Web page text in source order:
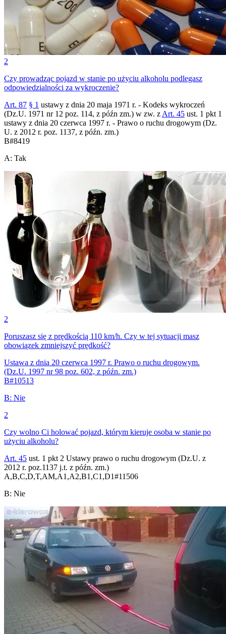
2
Czy prowadząc pojazd w stanie po użyciu alkoholu podlegasz
odpowiedzialności za wykroczenie?
Art. 87 § 1 ustawy z dnia 20 maja 1971 r. - Kodeks wykroczeń
(Dz.U. 1971 nr 12 poz. 114, z późn zm.) w zw. z Art. 45 ust. 1 pkt 1
ustawy z dnia 20 czerwca 1997 r. - Prawo o ruchu drogowym (Dz.
U. z 2012 r. poz. 1137, z późn. zm.)
B#8419
A: Tak
2
Poruszasz się z prędkością 110 km/h. Czy w tej sytuacji masz
obowiązek zmniejszyć prędkość?
Ustawa z dnia 20 czerwca 1997 r. Prawo o ruchu drogowym.
(Dz.U. 1997 nr 98 poz. 602, z późn. zm.)
B#10513
B: Nie
2
Czy wolno Ci holować pojazd, którym kieruje osoba w stanie po
użyciu alkoholu?
Art. 45 ust. 1 pkt 2 Ustawy prawo o ruchu drogowym (Dz.U. z
2012 r. poz.1137 j.t. z późn. zm.)
A,B,C,D,T,AM,A1,A2,B1,C1,D1#11506
B: Nie